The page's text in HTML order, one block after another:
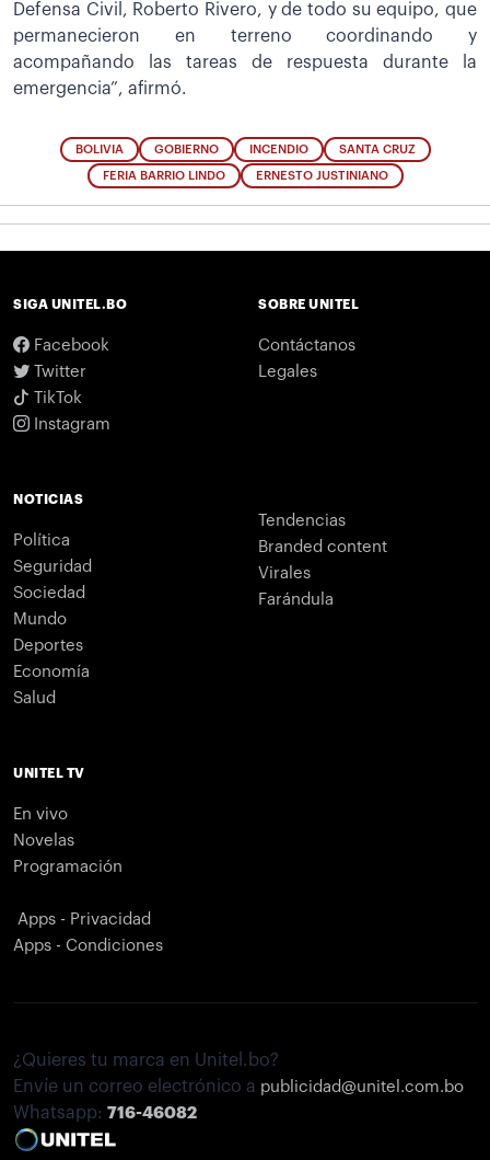
Defensa Civil, Roberto Rivero, y de todo su equipo, que
permanecieron en terreno coordinando y
acompañando las tareas de respuesta durante la
emergencia”, afirmó.
BOLIVIA GOBIERNO INCENDIO SANTA CRUZ
FERIA BARRIO LINDO ERNESTO JUSTINIANO
SIGA UNITEL.BO
Facebook
Twitter
TikTok
Instagram
SOBRE UNITEL
Contáctanos
Legales
NOTICIAS
Política
Seguridad
Sociedad
Mundo
Deportes
Economía
Salud
Tendencias
Branded content
Virales
Farándula
UNITEL TV
En vivo
Novelas
Programación
Apps - Privacidad
Apps - Condiciones
¿Quieres tu marca en Unitel.bo?
Envíe un correo electrónico a publicidad@unitel.com.bo
Whatsapp: 716-46082